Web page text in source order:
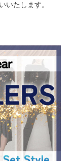
いたします。